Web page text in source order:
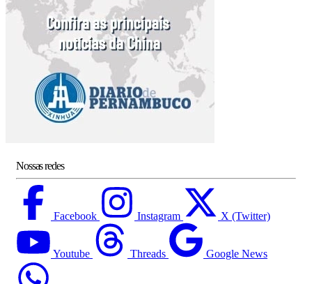
Nossas redes
Facebook Instagram X (Twitter)
Youtube Threads Google News